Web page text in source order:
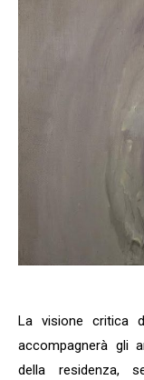
La visione critica
accompagnerà gli
della residenza,